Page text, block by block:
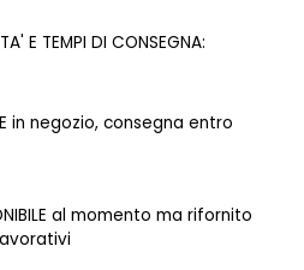
E TEMPI DI CONSEGNA:
in negozio, consegna entro
al momento ma rifornito